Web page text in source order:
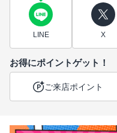
LINE X
お得にポイントゲット！
ご来店ポイント